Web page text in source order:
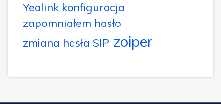
Yealink konfiguracja
zapomniałem hasło
zmiana hasła SIP zoiper